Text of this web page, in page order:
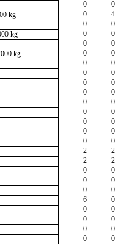
0
0
kg
0
-4
0
0
kg
0
0
0
0
kg
0
0
0
0
0
0
0
0
0
0
0
0
0
0
0
0
0
0
0
0
2
2
2
2
0
0
0
0
0
0
6
0
0
0
0
0
0
0
0 0